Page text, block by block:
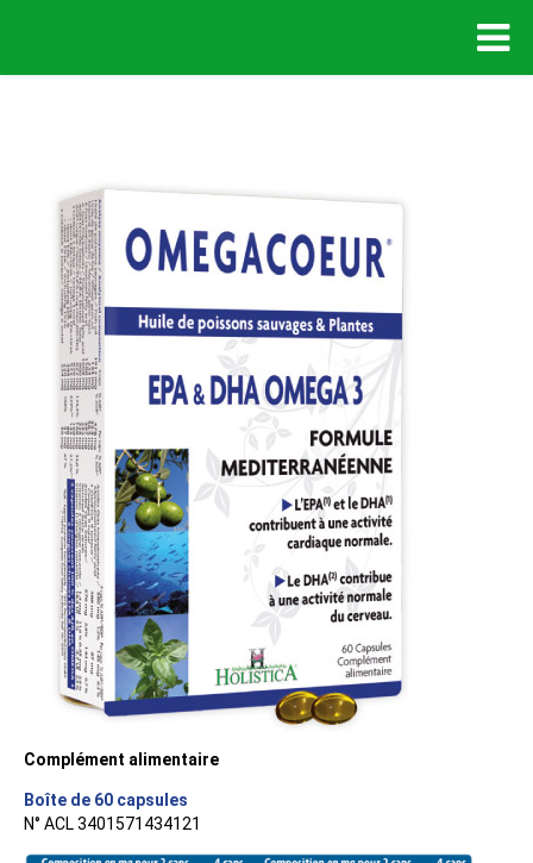
Complément alimentaire
Boîte de 60 capsules
N° ACL 3401571434121